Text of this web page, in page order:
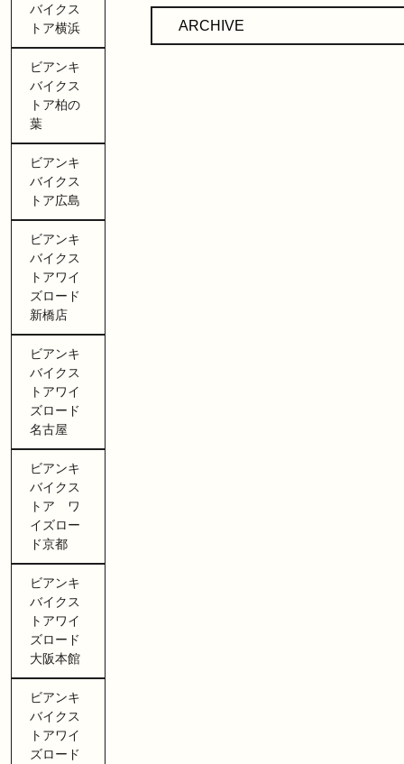
バイクス
トア横浜
ビアンキ
バイクス
トア柏の
葉
ビアンキ
バイクス
トア広島
ビアンキ
バイクス
トアワイ
ズロード
新橋店
ビアンキ
バイクス
トアワイ
ズロード
名古屋
ビアンキ
バイクス
トア ワ
イズロー
ド京都
ビアンキ
バイクス
トアワイ
ズロード
大阪本館
ビアンキ
バイクス
トアワイ
ズロード